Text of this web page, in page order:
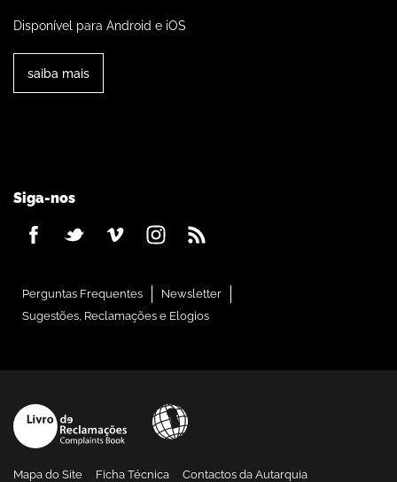
Disponível para Android e iOS
saiba mais
Siga-nos
Perguntas Frequentes
Newsletter
Sugestões, Reclamações e Elogios
Mapa do Site Ficha Técnica Contactos da Autarquia